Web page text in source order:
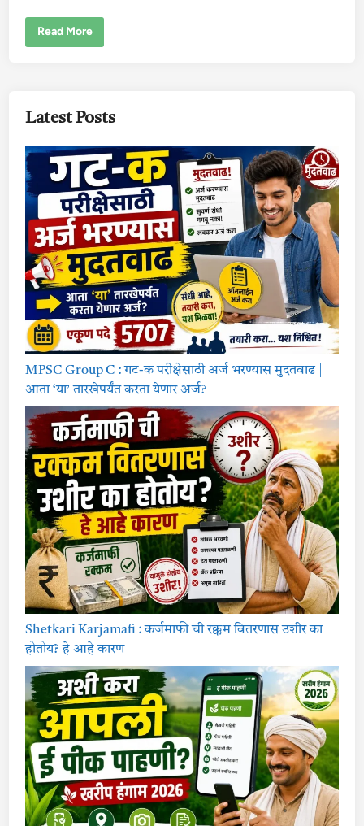
P
c
l
t
D
p
a
r
t
m
e
n
t
R
e
c
r
i
t
m
e
n
2
0
2
3
|
कृ
षि
वि
भा
ग
पु
णे
व
रि
ष्ठ
लि
क
,
स
हा
य्य
क
अ
धी
क्ष
क
भ
र
ती
Read More
Latest Posts
MPSC Group C : गट-क परीक्षेसाठी अर्ज भरण्यास मुदतवाढ |
आता ‘या’ तारखेपर्यंत करता येणार अर्ज?
Shetkari Karjamafi : कर्जमाफी ची रक्कम वितरणास उशीर का
होतोय? हे आहे कारण